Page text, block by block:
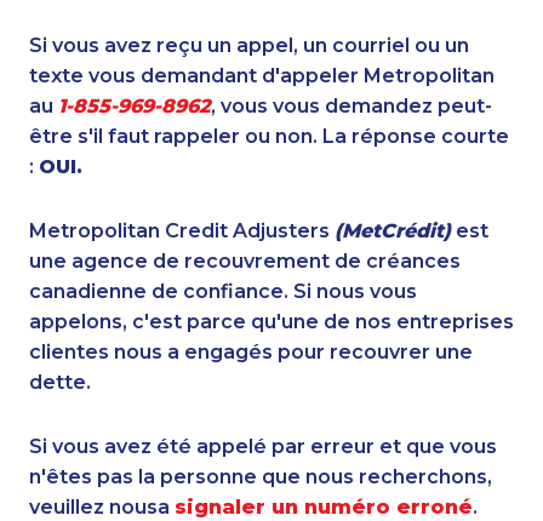
Si vous avez reçu un appel, un courriel ou un
texte vous demandant d'appeler Metropolitan
au 1-855-969-8962, vous vous demandez peut-
être s'il faut rappeler ou non. La réponse courte
: OUI.
Metropolitan Credit Adjusters (MetCrédit)est
une agence de recouvrement de créances
canadienne de confiance. Si nous vous
appelons, c'est parce qu'une de nos entreprises
clientes nous a engagés pour recouvrer une
dette.
Si vous avez été appelé par erreur et que vous
n'êtes pas la personne que nous recherchons,
veuillez nousa signaler un numéro erroné.